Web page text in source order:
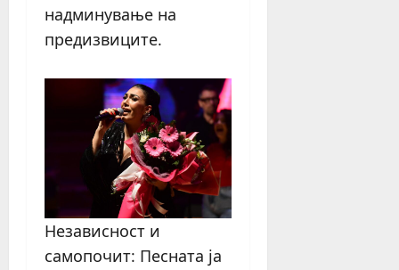
надминување на
предизвиците.
Независност и
самопочит: Песната ја